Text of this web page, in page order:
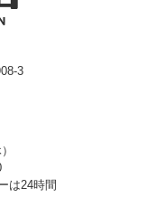
3
は24時間